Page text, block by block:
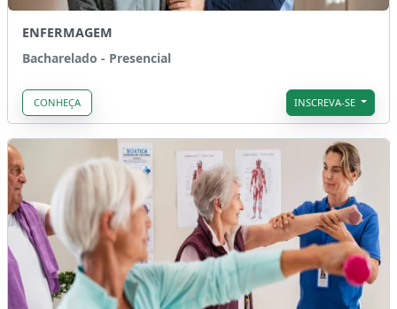
ENFERMAGEM
Bacharelado - Presencial
CONHEÇA INSCREVA-SE